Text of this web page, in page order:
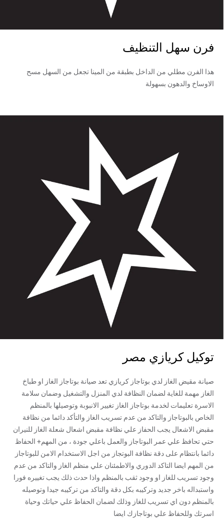
فرن سهل التنظيف
هذا الفرن مطلي من الداخل بطبقة من المينا تجعل من السهل مسح
الاوساخ والدهون بسهولة
توكيل كريازي مصر
صيانة مقيض الغاز لدي بوتاجاز كريازي تعد صيانة بوتاجاز الغاز او طباخ
الغاز مهمة للغاية لضمان النظافة لدي المنزل والتشغيل وضمان سلامة
الاسرة تعليمات لخدمة بوتاجاز الغاز تغيير الانبوبة وتوصيلها بالمنظم
الخاص بالبوتاجاز والتاكد من عدم تسريب الغاز والتأكد دائما من نظافة
مقبض الاشعال يجب الحفاز علي نظافة مقبض اشعال شعلة الغاز للنيران
حتي تحافظ علي عمر البوتاجاز والعمل باعلي جودة ، من المهم+ الحفاظ
دائما بانتظام على دقة نظافة البوتجاز من اجل الاستخدام الامن للبوتاجاز
من المهم ايضا التاكد الدوري والاطمئنان علي منظم الغاز والتاكد من عدم
وجود تسريب للغاز او وجود ثقب بالمنظم واذا حدث ذلك يجب تغييره فورا
واستبداله باخر جديد وتركيبه بكل دقة والتاكد من تركيبه جيدا وتوصيله
بالمنظم دون اي تسريب للغاز وذلك لضمان الحفاظ علي حياتك وحياة
اسرتك وللحفاظ علي بوتاجازك ايضا